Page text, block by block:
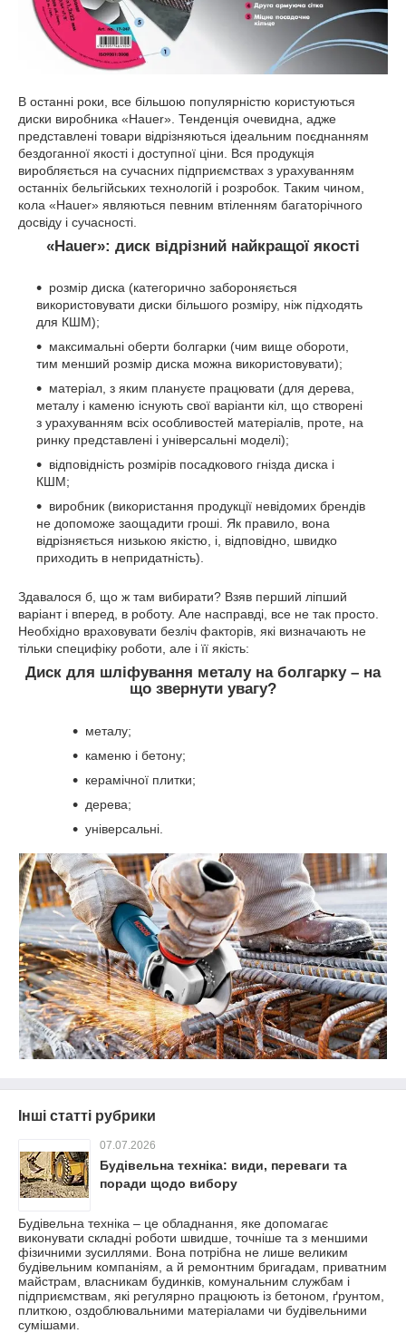
металу;
каменю і бетону;
керамічної плитки;
дерева;
універсальні.
Диск для шліфування металу на болгарку – на
що звернути увагу?
Здавалося б, що ж там вибирати? Взяв перший ліпший
варіант і вперед, в роботу. Але насправді, все не так просто.
Необхідно враховувати безліч факторів, які визначають не
тільки специфіку роботи, але і її якість:
розмір диска (категорично забороняється
використовувати диски більшого розміру, ніж підходять
для КШМ);
максимальні оберти болгарки (чим вище обороти,
тим менший розмір диска можна використовувати);
матеріал, з яким плануєте працювати (для дерева,
металу і каменю існують свої варіанти кіл, що створені
з урахуванням всіх особливостей матеріалів, проте, на
ринку представлені і універсальні моделі);
відповідність розмірів посадкового гнізда диска і
КШМ;
виробник (використання продукції невідомих брендів
не допоможе заощадити гроші. Як правило, вона
відрізняється низькою якістю, і, відповідно, швидко
приходить в непридатність).
«Hauer»: диск відрізний найкращої якості
В останні роки, все більшою популярністю користуються
диски виробника «Hauer». Тенденція очевидна, адже
представлені товари відрізняються ідеальним поєднанням
бездоганної якості і доступної ціни. Вся продукція
виробляється на сучасних підприємствах з урахуванням
останніх бельгійських технологій і розробок. Таким чином,
кола «Hauer» являються певним втіленням багаторічного
досвіду і сучасності.
Інші статті рубрики
07.07.2026
Будівельна техніка: види, переваги та
поради щодо вибору
Будівельна техніка – це обладнання, яке допомагає
виконувати складні роботи швидше, точніше та з меншими
фізичними зусиллями. Вона потрібна не лише великим
будівельним компаніям, а й ремонтним бригадам, приватним
майстрам, власникам будинків, комунальним службам і
підприємствам, які регулярно працюють із бетоном, ґрунтом,
плиткою, оздоблювальними матеріалами чи будівельними
сумішами.